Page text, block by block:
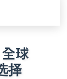
球
择